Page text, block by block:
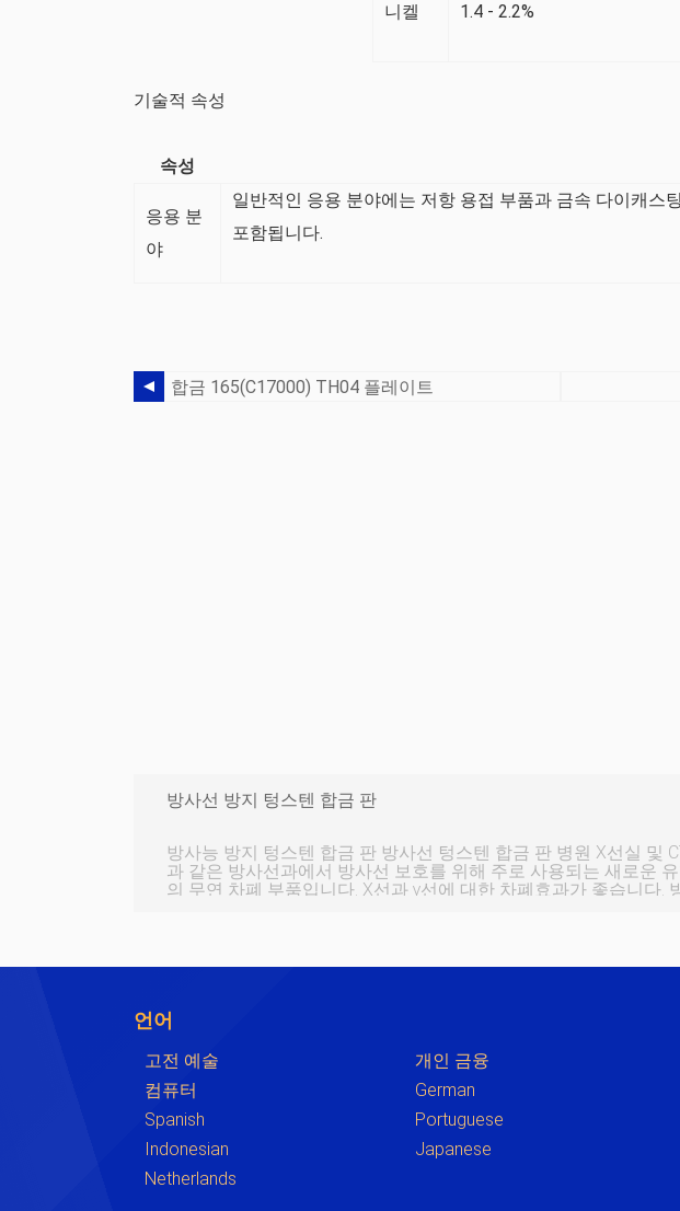
니켈 1.4 - 2.2%
기술적 속성
속성
응용 분
야
일반적인 응용 분야에는 저항 용접 부품과 금속 다이캐스
포함됩니다.
합금 165(C17000) TH04 플레이트
방사선 방지 텅스텐 합금 판
방사능 방지 텅스텐 합금 판 방사선 텅스텐 합금 판 병원 X선실 및 CT실
과 같은 방사선과에서 방사선 보호를 위해 주로 사용되는 새로운
의 무연 차폐 부품입니다. X선과 γ선에 대한 차폐효과가 좋습니다.
일정한 보호 효과를 가질 수 있는 것이 일반적이지만 납은 인체에
언어
고전 예술 개인 금융
컴퓨터
German
Spanish
Portuguese
Indonesian
Japanese
Netherlands